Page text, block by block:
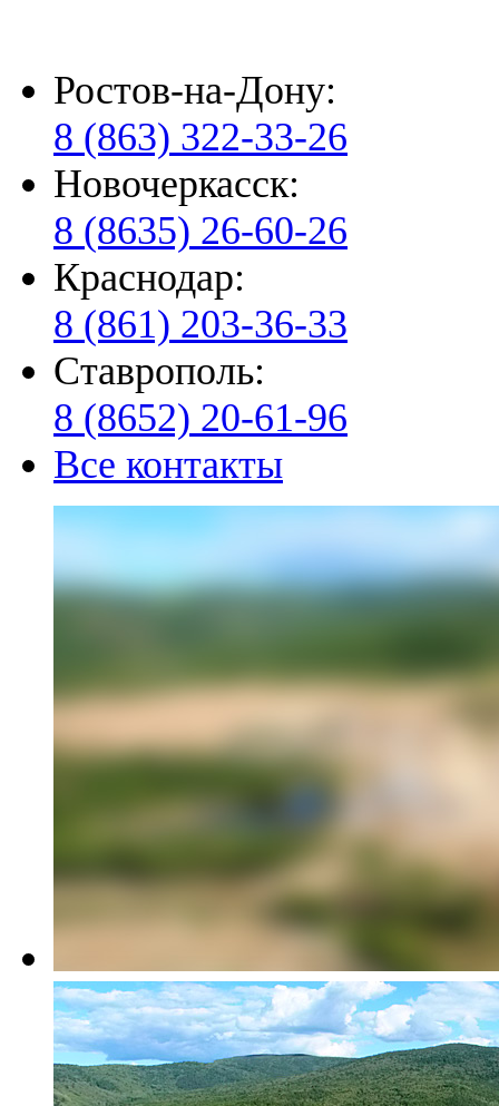
Ростов-на-Дону:
8 (863) 322-33-26
Новочеркасск:
8 (8635) 26-60-26
Краснодар:
8 (861) 203-36-33
Ставрополь:
8 (8652) 20-61-96
Все контакты